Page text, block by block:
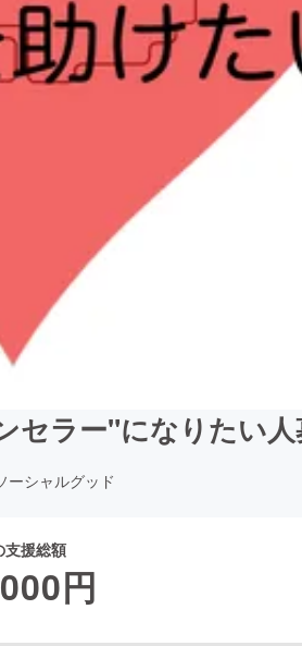
セラー"になりたい人
ーシャルグッド
支援総額
円